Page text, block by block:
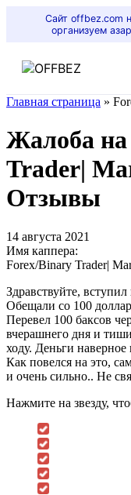
Сайт offbez.com
организуем
Главная страница »
Жалоба
Trader|
Отзывы
14 августа 2021
Имя каппера:
Forex/Binary Trader|
Здравствуйте, вступил
Обещали со 100
Перевел 100 баксов
вчерашнего дня и
ходу. Деньги
Как повелся на это,
и очень сильно.. Не
Нажмите на звезду,